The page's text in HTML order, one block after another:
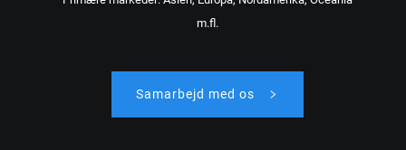
m.fl.
Samarbejd med os